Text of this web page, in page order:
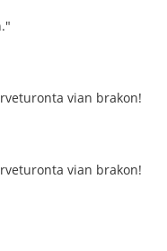
vian brakon!
vian brakon!